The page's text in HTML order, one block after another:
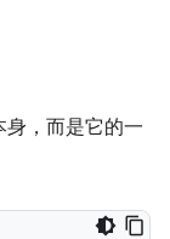
身，而是它的一